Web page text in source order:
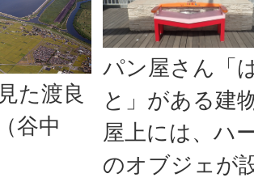
た渡良
谷中
パン屋さん「
と」がある建
屋上には、ハ
のオブジェが